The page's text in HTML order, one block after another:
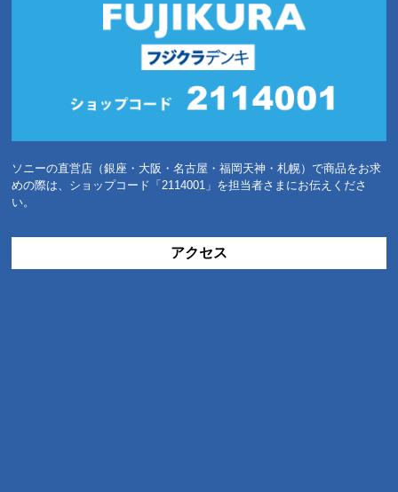
ソニーの直営店（銀座・大阪・名古屋・福岡天神・札幌）で商品をお求
めの際は、ショップコード「2114001」を担当者さまにお伝えくださ
い。
アクセス